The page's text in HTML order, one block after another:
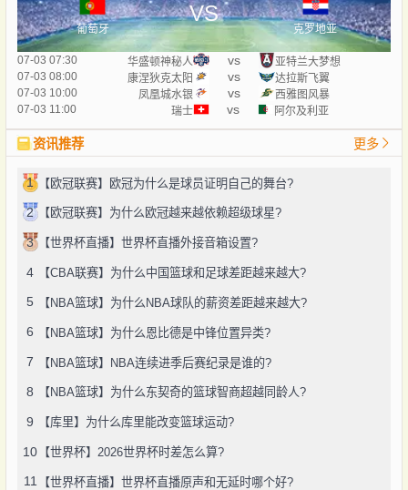
葡萄牙
VS
克罗地亚
07-03 07:30 华盛顿神秘人 vs
亚特兰大梦想
07-03 08:00
康涅狄克太阳 vs
达拉斯飞翼
07-03 10:00
凤凰城水银 vs
西雅图风暴
07-03 11:00
瑞士 vs 阿尔及利亚
资讯推荐 更多
1 【欧冠联赛】欧冠为什么是球员证明自己的舞台?
2 【欧冠联赛】为什么欧冠越来越依赖超级球星?
3 【世界杯直播】世界杯直播外接音箱设置?
4 【CBA联赛】为什么中国篮球和足球差距越来越大?
5 【NBA篮球】为什么NBA球队的薪资差距越来越大?
6 【NBA篮球】为什么恩比德是中锋位置异类?
7 【NBA篮球】NBA连续进季后赛纪录是谁的?
8 【NBA篮球】为什么东契奇的篮球智商超越同龄人?
9 【库里】为什么库里能改变篮球运动?
10 【世界杯】2026世界杯时差怎么算?
11 【世界杯直播】世界杯直播原声和无延时哪个好?